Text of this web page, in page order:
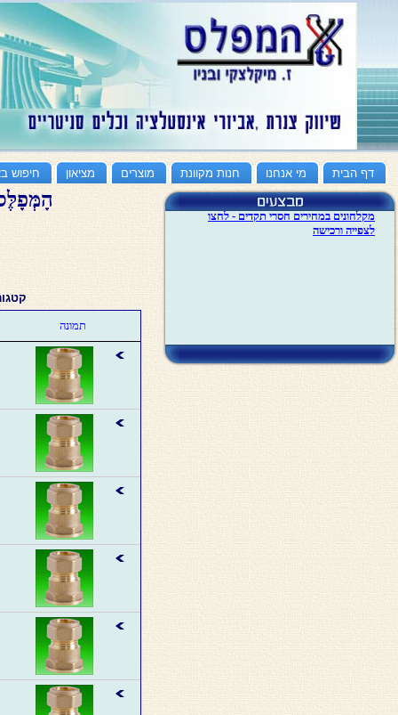
דף הבית מי אנחנו חנות מקוונת מוצרים מציאון חיפוש
תמונה